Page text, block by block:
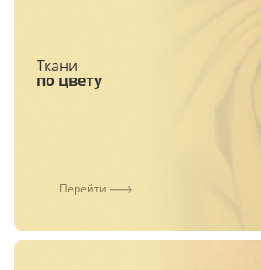
Ткани
по цвету
Перейти